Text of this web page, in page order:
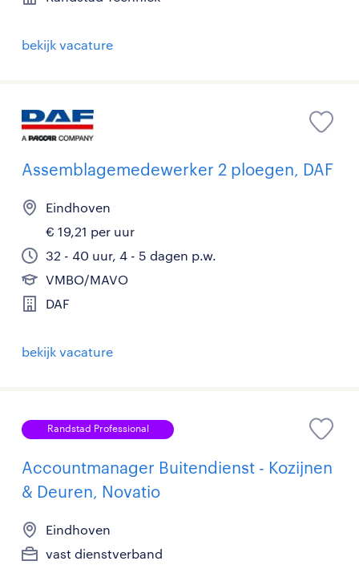
bekijk vacature
Assemblagemedewerker 2 ploegen, DAF
Eindhoven
€ 19,21 per uur
32 - 40 uur, 4 - 5 dagen p.w.
VMBO/MAVO
DAF
bekijk vacature
Randstad Professional
Accountmanager Buitendienst - Kozijnen
& Deuren, Novatio
Eindhoven
vast dienstverband